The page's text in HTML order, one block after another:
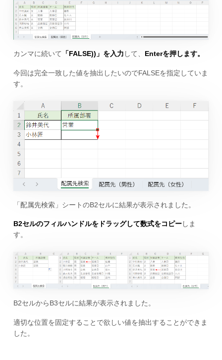
カンマに続いて 「FALSE))」を入力 して、 Enterを押します。
今回は完全一致した値を抽出したいのでFALSEを指定していま
す。
「配属先検索」シートのB2セルに結果が表示されました。
B2セルのフィルハンドルをドラッグして数式をコピーしま
す。
B2セルからB3セルに結果が表示されました。
適切な位置を固定することで欲しい値を抽出することができま
した。